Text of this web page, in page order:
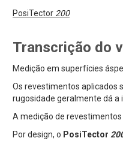
PosiTector 200
Transcrição do
Medição em superfícies
Os revestimentos aplicados
rugosidade geralmente dá a
A medição de
Por design, o PosiTector